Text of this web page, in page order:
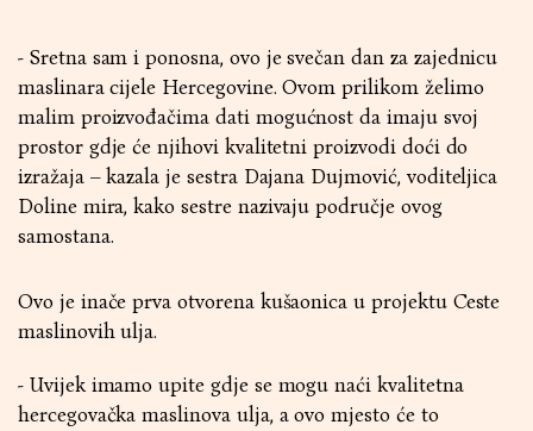
- Sretna sam i ponosna, ovo je svečan dan za zajednicu
maslinara cijele Hercegovine. Ovom prilikom želimo
malim proizvođačima dati mogućnost da imaju svoj
prostor gdje će njihovi kvalitetni proizvodi doći do
izražaja – kazala je sestra Dajana Dujmović, voditeljica
Doline mira, kako sestre nazivaju područje ovog
samostana.
Ovo je inače prva otvorena kušaonica u projektu Ceste
maslinovih ulja.
- Uvijek imamo upite gdje se mogu naći kvalitetna
hercegovačka maslinova ulja, a ovo mjesto će to